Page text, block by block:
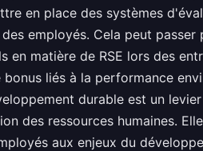
en place des systèmes
employés. Cela peut passer
en matière de RSE lors des
bonus liés à la performance
durable est un
des ressources humaines.
aux enjeux du